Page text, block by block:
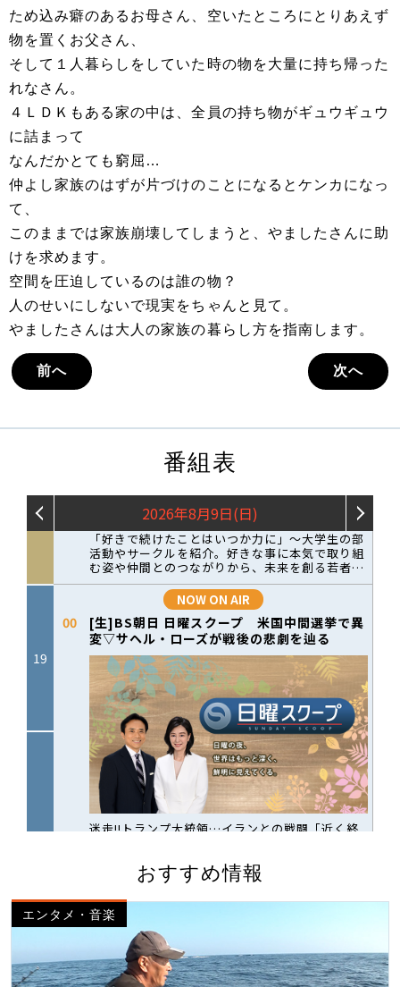
ため込み癖のあるお母さん、空いたところにとりあえず
物を置くお父さん、
そして１人暮らしをしていた時の物を大量に持ち帰った
れなさん。
４ＬＤＫもある家の中は、全員の持ち物がギュウギュウ
に詰まって
なんだかとても窮屈…
仲よし家族のはずが片づけのことになるとケンカになっ
て、
このままでは家族崩壊してしまうと、やましたさんに助
けを求めます。
空間を圧迫しているのは誰の物？
人のせいにしないで現実をちゃんと見て。
やましたさんは大人の家族の暮らし方を指南します。
前へ 次へ
番組表
おすすめ情報
エンタメ・音楽